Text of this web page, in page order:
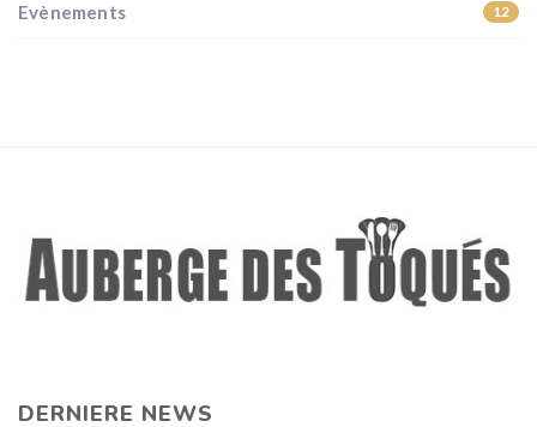
Evènements 12
DERNIERE NEWS